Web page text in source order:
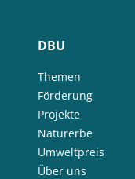
DBU
Themen
Förderung
Projekte
Naturerbe
Umweltpreis
Über uns